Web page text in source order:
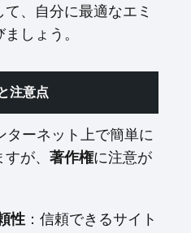
、自分に最適なエミ
しょう。
注意点
ターネット上で簡単に
が、 著作権に注意が
性：信頼できるサイト